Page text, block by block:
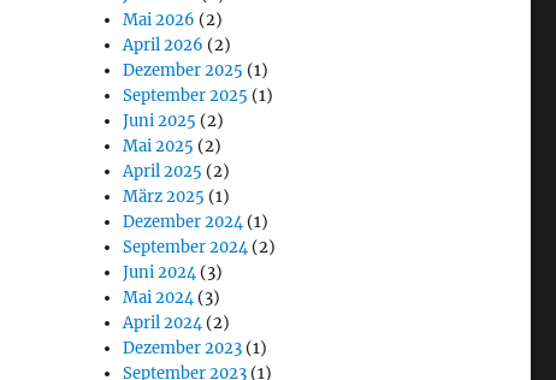
Mai 2026 (2)
April 2026 (2)
Dezember 2025 (1)
September 2025 (1)
Juni 2025 (2)
Mai 2025 (2)
April 2025 (2)
März 2025 (1)
Dezember 2024(1)
September 2024(2)
Juni 2024(3)
Mai 2024(3)
April 2024(2)
Dezember 2023 (1)
September 2023 (1)